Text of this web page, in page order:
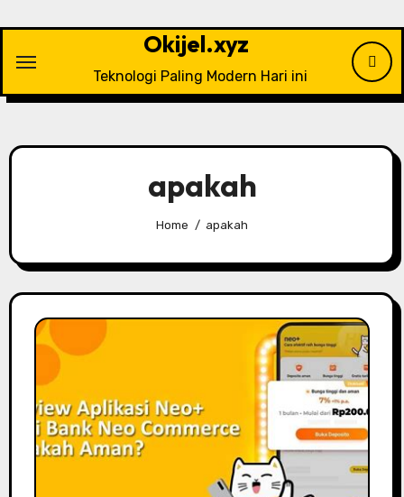
content
Okijel.xyz
Teknologi Paling Modern Hari ini
apakah
Home apakah